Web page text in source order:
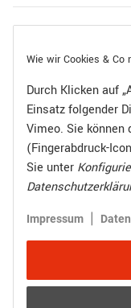
Wie wir Cookies & Co
Durch Klicken auf
Einsatz folgender
Vimeo. Sie können
(Fingerabdruck-
Sie unter
Impressum
Gesetzliche
Bezahlen Sie
Zugestellt durch: